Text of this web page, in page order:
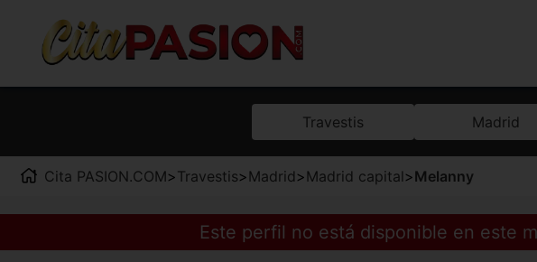
Travestis Madrid
Cita PASION.COM>Travestis>Madrid >Madrid capital >Melanny
Este perfil no está disponible en este